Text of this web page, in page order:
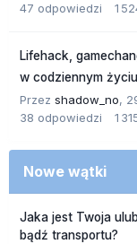
47 odpowiedzi 1
Lifehack,
w codziennym życiu
Przez shadow_no,
38 odpowiedzi 1
Nowe wątki
Jaka jest Twoja
bądź transportu?